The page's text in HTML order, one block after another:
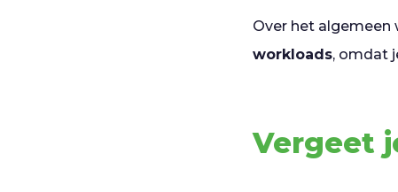
Over het algemeen
workloads, omdat
Vergeet